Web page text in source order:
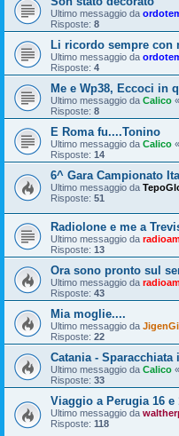
Ultimo messaggio da
Risposte: 8
Li ricordo sempre con
Ultimo messaggio da
Risposte: 4
Me e Wp38, Eccoci in
Ultimo messaggio da Calico «
Risposte: 8
E Roma fu....Tonino
Ultimo messaggio da Calico «
Risposte: 14
6^ Gara Campionato
Ultimo messaggio da
Risposte: 51
Radiolone e me a
Ultimo messaggio da
Risposte: 13
Ora sono pronto sul
Ultimo messaggio da
Risposte: 43
Mia moglie....
Ultimo messaggio da
Risposte: 22
Catania - Sparacchiata
Ultimo messaggio da Calico «
Risposte: 33
Viaggio a Perugia 16 e
Ultimo messaggio da
Risposte: 118